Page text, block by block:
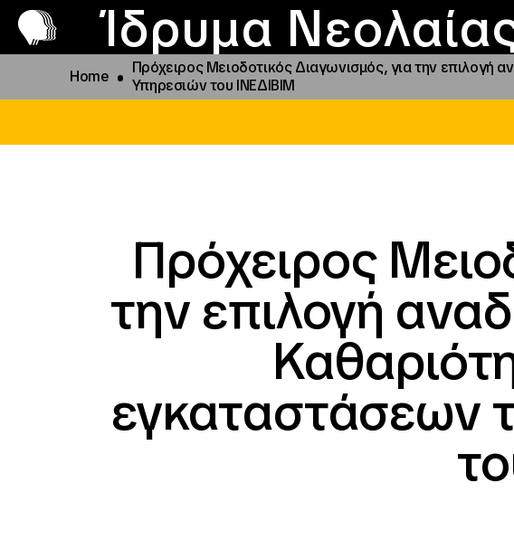
Ίδρυμα
Home
Πρόχειρος Μειοδοτικός Διαγωνισμός, για την
Υπηρεσιών του ΙΝΕΔΙΒΙΜ
Πρόχειρος
την επιλογή
εγκαταστάσεων